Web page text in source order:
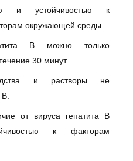
и устойчивостью к
окружающей среды.
В можно только
30 минут.
и растворы не
от вируса гепатита В
к факторам